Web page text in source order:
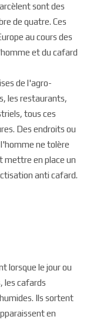
sont des
de quatre. Ces
au cours des
et du cafard
de l'agro-
les restaurants,
tous ces
Des endroits ou
ne tolère
mettre en place un
anti cafard.
lorsque le jour ou
les cafards
Ils sortent
en